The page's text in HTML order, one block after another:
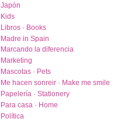
Japón
Kids
Libros · Books
Madre in Spain
Marcando la diferencia
Marketing
Mascotas · Pets
Me hacen sonreir · Make me smile
Papelería · Stationery
Para casa · Home
Política